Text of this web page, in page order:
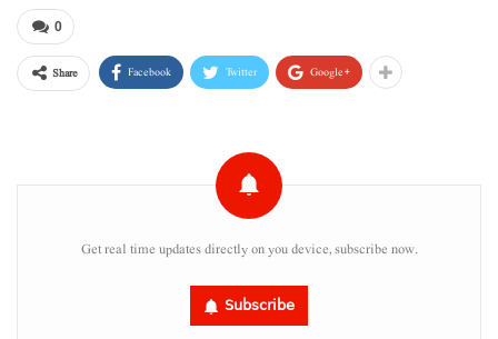
0
Share Facebook Twitter Google+
Get real time updates directly on you device, subscribe now.
Subscribe